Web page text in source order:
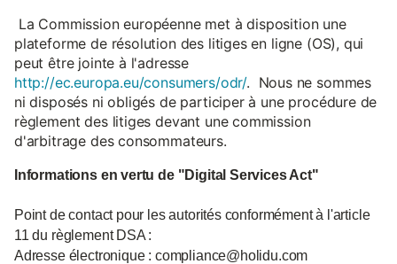
La Commission européenne met à disposition une
plateforme de résolution des litiges en ligne (OS), qui
peut être jointe à l'adresse
http://ec.europa.eu/consumers/odr/. Nous ne sommes
ni disposés ni obligés de participer à une procédure de
règlement des litiges devant une commission
d'arbitrage des consommateurs.
Informations en vertu de "Digital Services Act"
Point de contact pour les autorités conformément à l'article
11 du règlement DSA :
Adresse électronique : compliance@holidu.com